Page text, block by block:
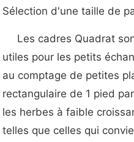
Sélection d'une taille de
Les cadres Quadrat
utiles pour les petits
au comptage de petites
rectangulaire de 1 pied
les herbes à faible
telles que celles qui